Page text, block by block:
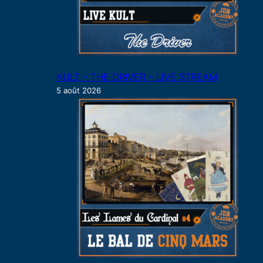
KULT – THE DRIVER – LIVE STREAM
5 août 2026